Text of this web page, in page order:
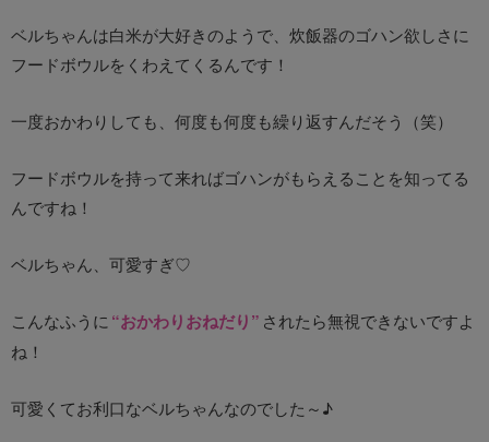
ベルちゃんは白米が大好きのようで、炊飯器のゴハン欲しさに
フードボウルをくわえてくるんです！
一度おかわりしても、何度も何度も繰り返すんだそう（笑）
フードボウルを持って来ればゴハンがもらえることを知ってる
んですね！
ベルちゃん、可愛すぎ♡
こんなふうに“おかわりおねだり” されたら無視できないですよ
ね！
可愛くてお利口なベルちゃんなのでした～♪